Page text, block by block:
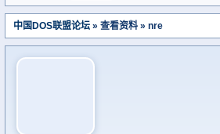
中国DOS联盟论坛 » 查看资料 » nre